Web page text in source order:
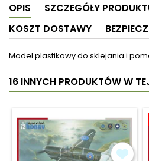
OPIS
SZCZEGÓŁY
KOSZT DOSTAWY
Model plastikowy do sklejania i
16 INNYCH PRODUKTÓW W